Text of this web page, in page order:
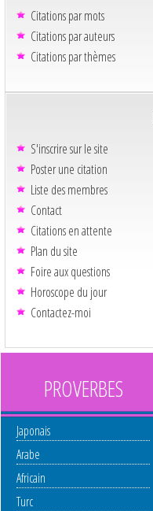
Citations par mots
Citations par auteurs
Citations par thèmes
S'inscrire sur le site
Poster une citation
Liste des membres
Contact
Citations en attente
Plan du site
Foire aux questions
Horoscope du jour
Contactez-moi
PROVERBES
Japonais
Arabe
Africain
Turc